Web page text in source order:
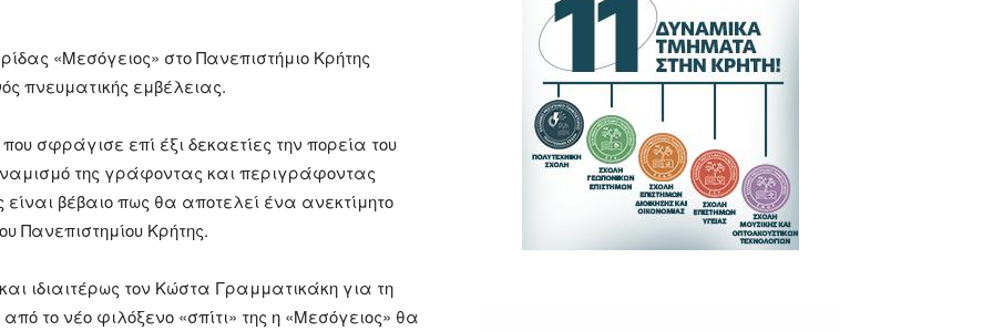
«Μεσόγειος» στο Πανεπιστήμιο Κρήτης
πνευματικής εμβέλειας.
σφράγισε επί έξι δεκαετίες την πορεία του
της γράφοντας και περιγράφοντας
είναι βέβαιο πως θα αποτελεί ένα ανεκτίμητο
Πανεπιστημίου Κρήτης.
ιδιαιτέρως τον Κώστα Γραμματικάκη για τη
το νέο φιλόξενο «σπίτι» της η «Μεσόγειος» θα